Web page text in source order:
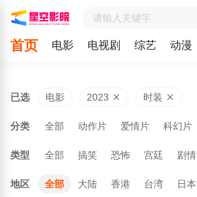
首页 电影 电视剧 综艺 动漫
已选 电影 2023 时装
分类 全部 动作片 爱情片 科幻片
类型 全部 搞笑 恐怖 宫廷 剧情
地区 全部 大陆 香港 台湾 日本